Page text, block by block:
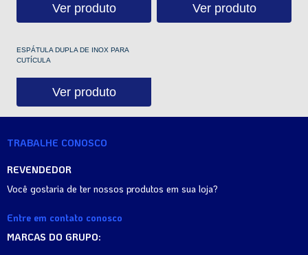
Ver produto Ver produto
ESPÁTULA DUPLA DE INOX PARA
CUTÍCULA
Ver produto
TRABALHE CONOSCO
REVENDEDOR
Você gostaria de ter nossos produtos em sua loja?
Entre em contato conosco
MARCAS DO GRUPO: